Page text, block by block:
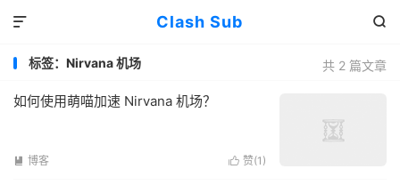
Clash Sub 

共 2 篇文章
标签：Nirvana 机场
如何使用萌喵加速 Nirvana 机场？
 赞(1 )
 博客